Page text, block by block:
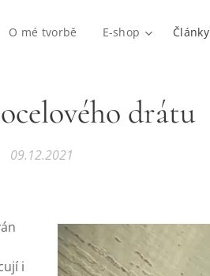
O mé tvorbě E-shop Články
drátu
09.12.2021
i